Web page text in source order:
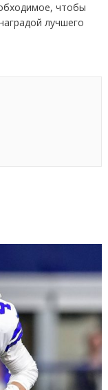
чтобы
лучшего